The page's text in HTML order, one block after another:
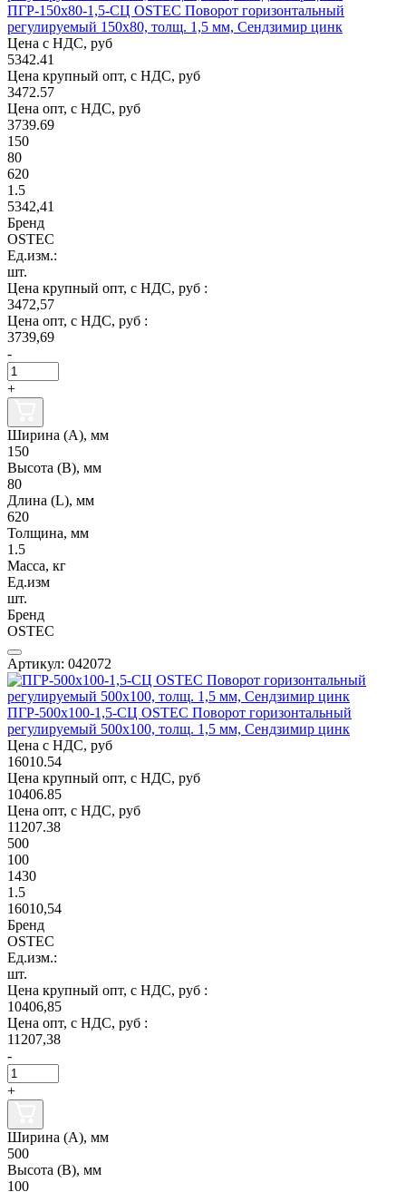
ПГР-150х80-1,5-СЦ OSTEC Поворот горизонтальный
регулируемый 150х80, толщ. 1,5 мм, Сендзимир цинк
Цена с НДС, руб
5342.41
Цена крупный опт, с НДС, руб
3472.57
Цена опт, с НДС, руб
3739.69
150
80
620
1.5
5342,41
Бренд
OSTEC
Ед.изм.:
шт.
Цена крупный опт, с НДС, руб :
3472,57
Цена опт, с НДС, руб :
3739,69
-
+
Ширина (А), мм
150
Высота (В), мм
80
Длина (L), мм
620
Толщина, мм
1.5
Масса, кг
Ед.изм
шт.
Бренд
OSTEC
Артикул: 042072
ПГР-500х100-1,5-СЦ OSTEC Поворот горизонтальный
регулируемый 500х100, толщ. 1,5 мм, Сендзимир цинк
Цена с НДС, руб
16010.54
Цена крупный опт, с НДС, руб
10406.85
Цена опт, с НДС, руб
11207.38
500
100
1430
1.5
16010,54
Бренд
OSTEC
Ед.изм.:
шт.
Цена крупный опт, с НДС, руб :
10406,85
Цена опт, с НДС, руб :
11207,38
-
+
Ширина (А), мм
500
Высота (В), мм
100